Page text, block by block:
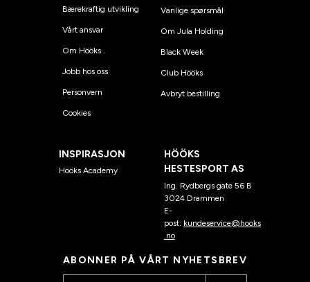
Bærekraftig utvikling
Vårt ansvar
Om Hööks
Jobb hos oss
Personvern
Cookies
Vanlige spørsmål
Om Jula Holding
Black Week
Club Hööks
Avbryt bestilling
INSPIRASJON
Hööks Academy
HÖÖKS
HESTESPORT AS
Ing. Rydbergs gate 56 B
3024 Drammen
E-
post: kundeservice@hooks
.no
ABONNER PÅ VÅRT NYHETSBREV